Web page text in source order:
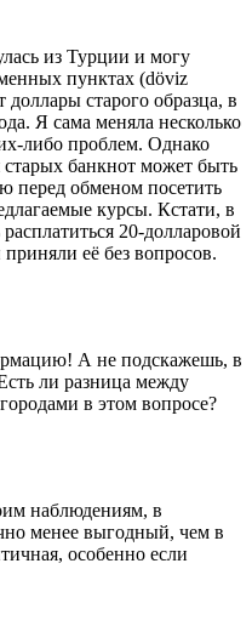
из Турции и могу
пунктах (döviz
старого образца, в
Я сама меняла несколько
либо проблем. Однако
старых банкнот может быть
перед обменом посетить
курсы. Кстати, в
20-долларовой
её без вопросов.
А не подскажешь, в
ли разница между
в этом вопросе?
наблюдениям, в
менее выгодный, чем в
особенно если